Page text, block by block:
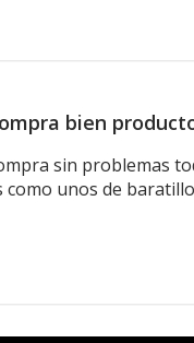
bien
sin problemas
como unos de baratillo